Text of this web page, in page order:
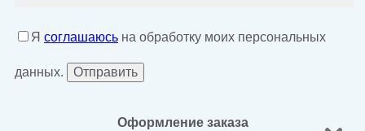
Я соглашаюсь на обработку моих персональных
данных.
Оформление заказа